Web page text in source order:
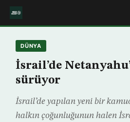
DÜNYA
İsrail’de
sürüyor
İsrail’de yapılan yeni bir
halkın çoğunluğunun halen